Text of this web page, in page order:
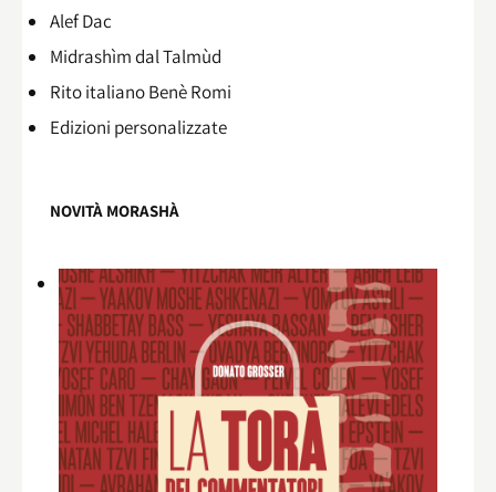
Alef Dac
Midrashìm dal Talmùd
Rito italiano Benè Romi​
Edizioni personalizzate
NOVITÀ MORASHÀ